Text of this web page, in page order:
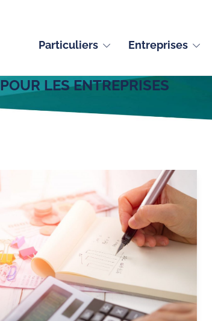
Particuliers Entreprises
POUR LES ENTREPRISES